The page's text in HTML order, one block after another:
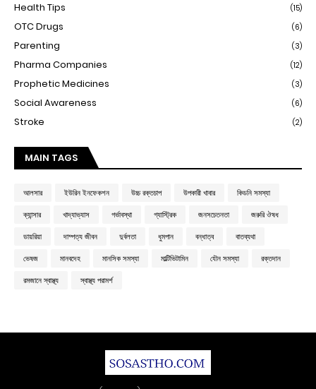
Health Tips (15)
OTC Drugs (6)
Parenting (3)
Pharma Companies (12)
Prophetic Medicines (3)
Social Awareness (6)
Stroke (2)
MAIN TAGS
আলসার ইউরিন ইনফেকশন উচ্চ রক্তচাপ উপকারী খাবার
কিডনি সমস্যা
ক্যান্সার
খাদ্যাভ্যাস গর্ভাবস্থা গ্যাস্ট্রিক জনসচেতনতা
জরুরি ঔষধ
ডায়রিয়া
দাম্পত্য জীবন দুর্বলতা ধুমপান বন্ধাত্ব
বাতব্যথা
ভেষজ
মানবদেহ মানসিক সমস্যা মাল্টিভিটামিন যৌন সমস্যা
রক্তদান
রমজানে স্বাস্থ্য
স্বাস্থ্য পরামর্শ